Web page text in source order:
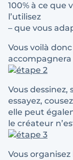
100% à ce que
l’utilisez
– que vous
Vous voilà
Vous dessinez,
essayez,
elle peut
le créateur
Vous